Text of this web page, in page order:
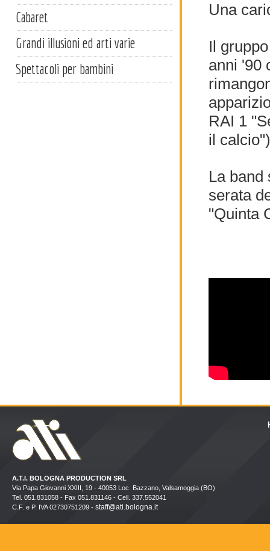
Cabaret
Grandi illusioni ed arti varie
Spettacoli per bambini
Una
Il
anni '90
RAI 1
il calcio")
La band
serata
"Quinta
A.T.I. BOLOGNA PRODUCTION SRL
Via Papa Giovanni XXIII, 19 - 40053 Loc. Bazzano, Valsamoggia (BO)
Tel. 051.831058 - Fax 051.831146 - Cell. 337.552041
C.F. e P. IVA 02730751209 - staff@ati.bologna.it